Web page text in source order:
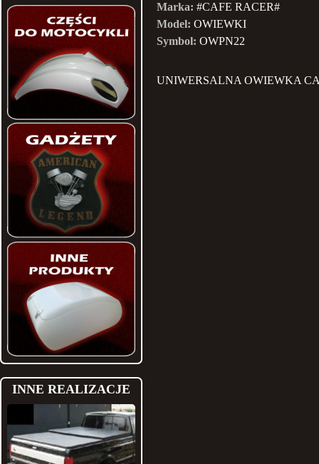
INNE REALIZACJE
Marka: #CAFE RACER#
Model: OWIEWKI
Symbol: OWPN22
UNIWERSALNA OWIEWKA